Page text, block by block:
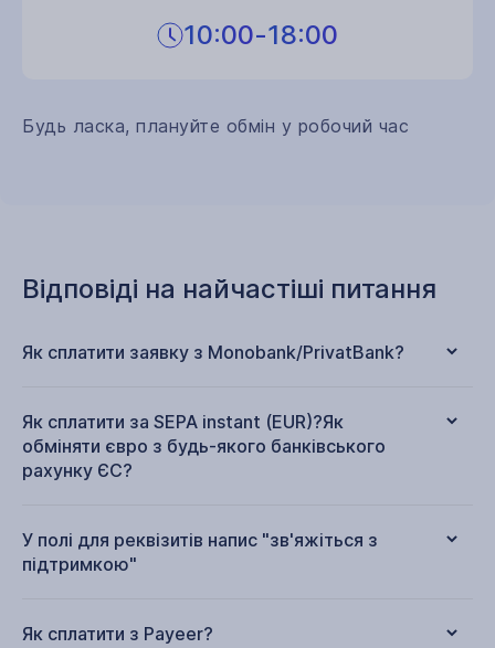
10:00-18:00
Будь ласка, плануйте обмін у робочий час
Відповіді на найчастіші питання
Як сплатити заявку з Monobank/PrivatBank?
Як сплатити за SEPA instant (EUR)?Як
обміняти євро з будь-якого банківського
рахунку ЄС?
У полі для реквізитів напис "зв'яжіться з
підтримкою"
Як сплатити з Payeer?